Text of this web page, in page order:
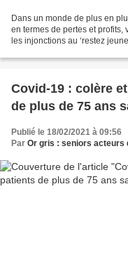
Dans un monde de plus en
en termes de pertes et profits,
les injonctions au ‘restez
Covid-19 : colère
de plus de 75 ans
Publié le 18/02/2021 à 09:56
Par Or gris : seniors acteurs